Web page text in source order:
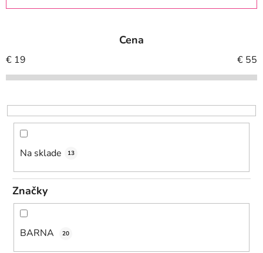
d
i
e
r
o
o
Cena
€ 19 € 55
Na sklade 13
Značky
BARNA 20